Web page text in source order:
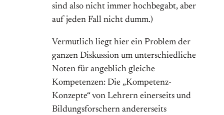
sind also nicht immer hochbegabt, aber
auf jeden Fall nicht dumm.)
Vermutlich liegt hier ein Problem der
ganzen Diskussion um unterschiedliche
Noten für angeblich gleiche
Kompetenzen: Die „Kompetenz-
Konzepte“ von Lehrern einerseits und
Bildungsforschern andererseits